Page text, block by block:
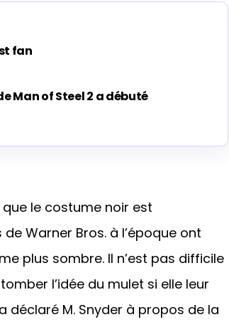
fan
Man of Steel 2 a débuté
le costume noir est
Warner Bros. à l’époque ont
plus sombre. Il n’est pas difficile
l’idée du mulet si elle leur
déclaré M. Snyder à propos de la